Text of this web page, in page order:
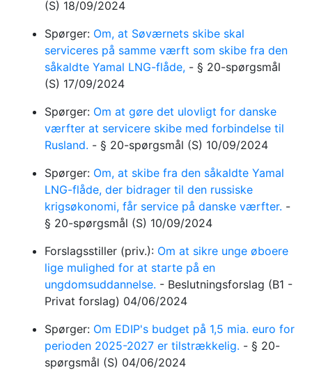
(S) 18/09/2024
Spørger: Om, at Søværnets skibe skal
serviceres på samme værft som skibe fra den
såkaldte Yamal LNG-flåde, - § 20-spørgsmål
(S) 17/09/2024
Spørger: Om at gøre det ulovligt for danske
værfter at servicere skibe med forbindelse til
Rusland. - § 20-spørgsmål (S) 10/09/2024
Spørger: Om, at skibe fra den såkaldte Yamal
LNG-flåde, der bidrager til den russiske
krigsøkonomi, får service på danske værfter. -
§ 20-spørgsmål (S) 10/09/2024
Forslagsstiller (priv.): Om at sikre unge øboere
lige mulighed for at starte på en
ungdomsuddannelse. - Beslutningsforslag (B1 -
Privat forslag) 04/06/2024
Spørger: Om EDIP's budget på 1,5 mia. euro for
perioden 2025-2027 er tilstrækkelig. - § 20-
spørgsmål (S) 04/06/2024